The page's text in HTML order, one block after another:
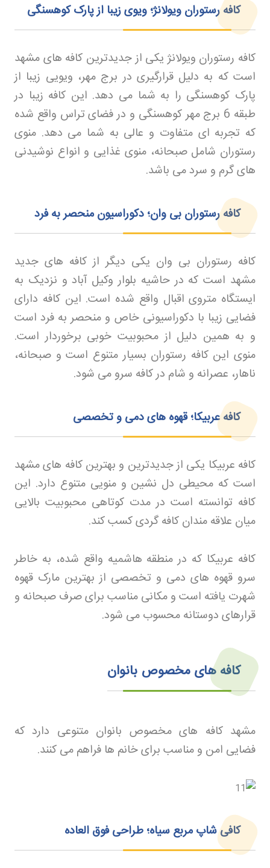
کافه رستوران ویولانژ؛ ویوی زیبا از پارک کوهسنگی
کافه رستوران ویولانژ یکی از جدیدترین کافه های مشهد
است که به دلیل قرارگیری در برج مهر، ویویی زیبا از
پارک کوهسنگی را به شما می دهد. این کافه زیبا در
طبقه 6 برج مهر کوهسنگی و در فضای تراس واقع شده
که تجربه ای متفاوت و عالی به شما می دهد. منوی
رستوران شامل صبحانه، منوی غذایی و انواع نوشیدنی
های گرم و سرد می باشد.
کافه رستوران بی وان؛ دکوراسیون منحصر به فرد
کافه رستوران بی وان یکی دیگر از کافه های جدید
مشهد است که در حاشیه بلوار وکیل آباد و نزدیک به
ایستگاه متروی اقبال واقع شده است. این کافه دارای
فضایی زیبا با دکوراسیونی خاص و منحصر به فرد است
و به همین دلیل از محبوبیت خوبی برخوردار است.
منوی این کافه رستوران بسیار متنوع است و صبحانه،
ناهار، عصرانه و شام در کافه سرو می شود.
کافه عربیکا؛ قهوه های دمی و تخصصی
کافه عربیکا یکی از جدیدترین و بهترین کافه های مشهد
است که محیطی دل نشین و منویی متنوع دارد. این
کافه توانسته است در مدت کوتاهی محبوبیت بالایی
میان علاقه مندان کافه گردی کسب کند.
کافه عربیکا که در منطقه هاشمیه واقع شده، به خاطر
سرو قهوه های دمی و تخصصی از بهترین مارک قهوه
شهرت یافته است و مکانی مناسب برای صرف صبحانه و
قرارهای دوستانه محسوب می شود.
کافه های مخصوص بانوان
مشهد کافه های مخصوص بانوان متنوعی دارد که
فضایی امن و مناسب برای خانم ها فراهم می کنند.
کافی شاپ مربع سیاه؛ طراحی فوق العاده